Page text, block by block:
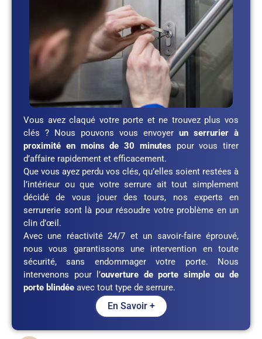
Vous avez claqué votre porte et ne trouvez plus vos
clés ? Nous pouvons vous envoyer un serrurier à
proximité en moins de 30 minutes pour vous tirer
d’affaire rapidement et efficacement.
Que vous ayez perdu vos clés, qu’elles soient restées à
l’intérieur ou que votre serrure ait tout simplement
décidé de vous jouer des tours, nos experts en
serrurerie sont là pour résoudre votre problème en un
clin d’œil.
Avec une réactivité 24/7 et un savoir-faire éprouvé,
nous vous garantissons une intervention en toute
sécurité, sans endommager votre porte. Nous
intervenons pour l’ouverture de porte simple ou de
porte blindée avec tout type de serrure.
En Savoir +